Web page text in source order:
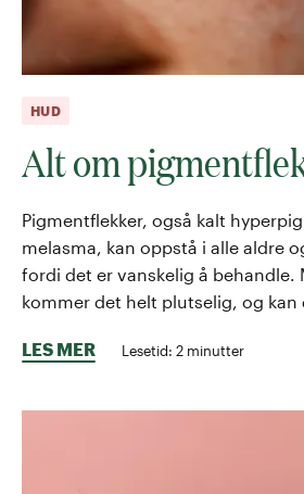
HUD
Alt om
Pigmentflekker, også kalt
melasma, kan oppstå i alle aldre
fordi det er vanskelig å behandle.
kommer det helt plutselig, og kan
LES MER Lesetid: 2 minutter